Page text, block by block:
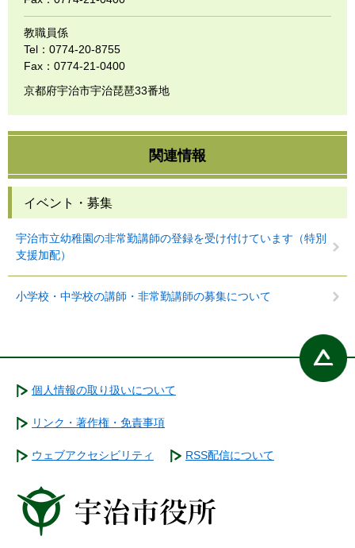
教職員係
Tel：0774-20-8755
Fax：0774-21-0400
京都府宇治市宇治琵琶33番地
関連情報
イベント・募集
宇治市立幼稚園の非常勤講師の登録を受け付けています（特別
支援加配）
小学校・中学校の講師・非常勤講師の募集について
個人情報の取り扱いについて
リンク・著作権・免責事項
ウェブアクセシビリティ RSS配信について